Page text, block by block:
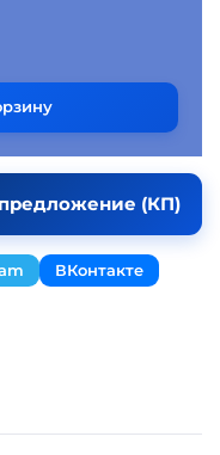
(КП)
ВКонтакте